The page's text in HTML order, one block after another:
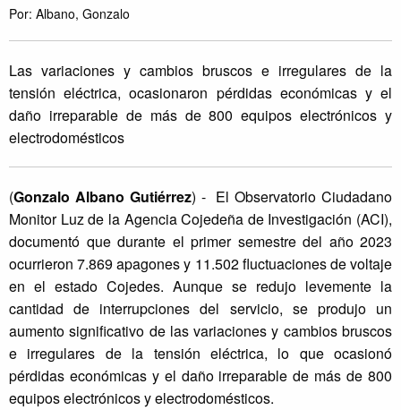
Por: Albano, Gonzalo
Las variaciones y cambios bruscos e irregulares de la
tensión eléctrica, ocasionaron pérdidas económicas y el
daño irreparable de más de 800 equipos electrónicos y
electrodomésticos
(Gonzalo Albano Gutiérrez) - El Observatorio Ciudadano
Monitor Luz de la Agencia Cojedeña de Investigación (ACI),
documentó que durante el primer semestre del año 2023
ocurrieron 7.869 apagones y 11.502 fluctuaciones de voltaje
en el estado Cojedes. Aunque se redujo levemente la
cantidad de interrupciones del servicio, se produjo un
aumento significativo de las variaciones y cambios bruscos
e irregulares de la tensión eléctrica, lo que ocasionó
pérdidas económicas y el daño irreparable de más de 800
equipos electrónicos y electrodomésticos.